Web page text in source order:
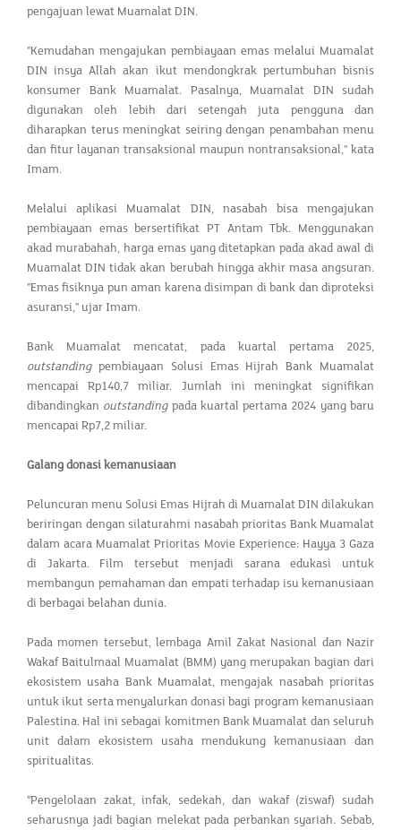
pengajuan lewat Muamalat DIN.
"Kemudahan mengajukan pembiayaan emas melalui Muamalat
DIN insya Allah akan ikut mendongkrak pertumbuhan bisnis
konsumer Bank Muamalat. Pasalnya, Muamalat DIN sudah
digunakan oleh lebih dari setengah juta pengguna dan
diharapkan terus meningkat seiring dengan penambahan menu
dan fitur layanan transaksional maupun nontransaksional," kata
Imam.
Melalui aplikasi Muamalat DIN, nasabah bisa mengajukan
pembiayaan emas bersertifikat PT Antam Tbk. Menggunakan
akad murabahah, harga emas yang ditetapkan pada akad awal di
Muamalat DIN tidak akan berubah hingga akhir masa angsuran.
"Emas fisiknya pun aman karena disimpan di bank dan diproteksi
asuransi," ujar Imam.
Bank Muamalat mencatat, pada kuartal pertama 2025,
outstandingpembiayaan Solusi Emas Hijrah Bank Muamalat
mencapai Rp140,7 miliar. Jumlah ini meningkat signifikan
dibandingkan outstandingpada kuartal pertama 2024 yang baru
mencapai Rp7,2 miliar.
Galang donasi kemanusiaan
Peluncuran menu Solusi Emas Hijrah di Muamalat DIN dilakukan
beriringan dengan silaturahmi nasabah prioritas Bank Muamalat
dalam acara Muamalat Prioritas Movie Experience: Hayya 3 Gaza
di Jakarta. Film tersebut menjadi sarana edukasi untuk
membangun pemahaman dan empati terhadap isu kemanusiaan
di berbagai belahan dunia.
Pada momen tersebut, lembaga Amil Zakat Nasional dan Nazir
Wakaf Baitulmaal Muamalat (BMM) yang merupakan bagian dari
ekosistem usaha Bank Muamalat, mengajak nasabah prioritas
untuk ikut serta menyalurkan donasi bagi program kemanusiaan
Palestina. Hal ini sebagai komitmen Bank Muamalat dan seluruh
unit dalam ekosistem usaha mendukung kemanusiaan dan
spiritualitas.
"Pengelolaan zakat, infak, sedekah, dan wakaf (ziswaf) sudah
seharusnya jadi bagian melekat pada perbankan syariah. Sebab,